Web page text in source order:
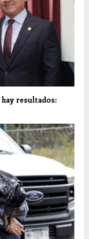
resultados: